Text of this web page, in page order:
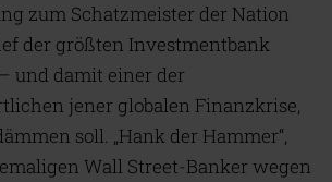
zum Schatzmeister der Nation
der größten Investmentbank
und damit einer der
jener globalen Finanzkrise,
soll. „Hank der Hammer“,
Wall Street-Banker wegen